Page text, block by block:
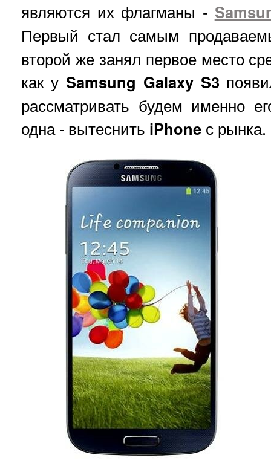
являются их флагманы -
Первый стал самым
второй же занял первое место
как у Samsung Galaxy S3
рассматривать будем именно
одна - вытеснить iPhone с рынка.